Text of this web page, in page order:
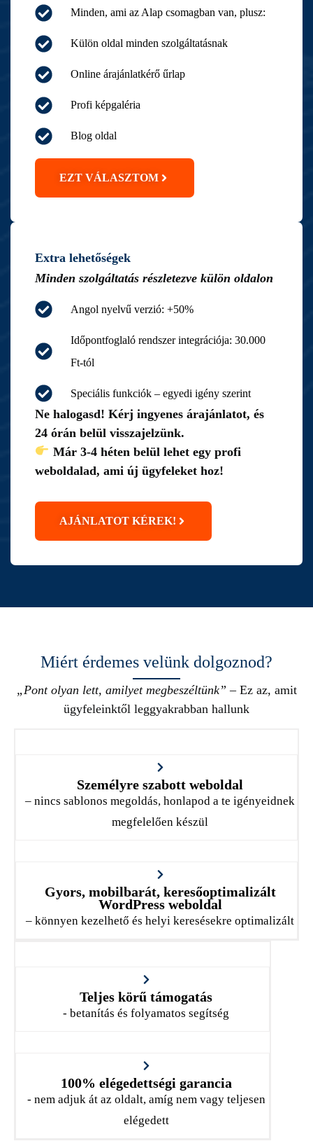
Minden, ami az Alap csomagban van, plusz:
Külön oldal minden szolgáltatásnak
Online árajánlatkérő űrlap
Profi képgaléria
Blog oldal
EZT VÁLASZTOM
Extra lehetőségek
Minden szolgáltatás részletezve külön oldalon
Angol nyelvű verzió: +50%
Időpontfoglaló rendszer integrációja: 30.000
Ft-tól
Speciális funkciók – egyedi igény szerint
Ne halogasd! Kérj ingyenes árajánlatot, és
24 órán belül visszajelzünk.
Már 3-4 héten belül lehet egy profi
weboldalad, ami új ügyfeleket hoz!
AJÁNLATOT KÉREK!
Miért érdemes velünk dolgoznod?
„Pont olyan lett, amilyet megbeszéltünk” – Ez az, amit
ügyfeleinktől leggyakrabban hallunk
Személyre szabott weboldal
– nincs sablonos megoldás, honlapod a te igényeidnek
megfelelően készül
Gyors, mobilbarát, keresőoptimalizált
WordPress weboldal
– könnyen kezelhető és helyi keresésekre optimalizált
Teljes körű támogatás
- betanítás és folyamatos segítség
100% elégedettségi garancia
- nem adjuk át az oldalt, amíg nem vagy teljesen
elégedett